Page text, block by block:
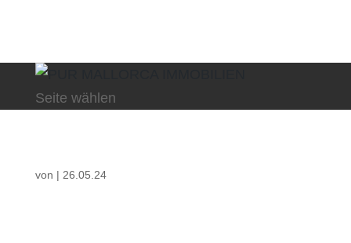
Seite wählen
von | 26.05.24